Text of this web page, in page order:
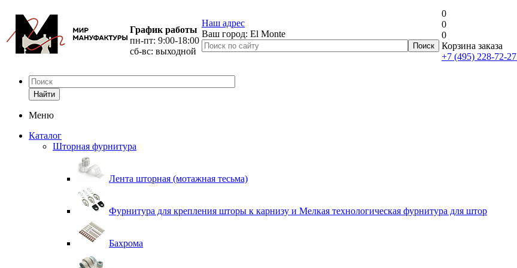
График работы
пн-пт: 9:00-18:00
сб-вс: выходной
Наш адрес
Ваш город: El Monte
0
0
0
Корзина заказа
+7 (495) 228-72-27
Найти
Меню
Каталог
Шторная фурнитура
Лента шторная (мотажная тесьма)
Фурнитура для крепления шторы к карнизу и Мелкая технологическая фурнитура для штор
Бахрома